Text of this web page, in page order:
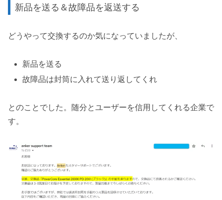
新品を送る＆故障品を返送する
どうやって交換するのか気になっていましたが、
新品を送る
故障品は封筒に入れて送り返してくれ
とのことでした。随分とユーザーを信用してくれる企業で
す。